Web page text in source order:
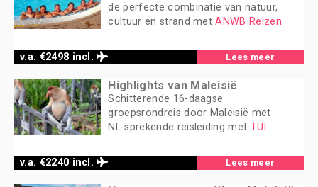
v.a. €2498 incl.
de perfecte combinatie van natuur,
cultuur en strand metANWB Reizen.
Lees meer
v.a. €2240 incl.
Highlights van Maleisië
Schitterende 16-daagse
groepsrondreis door Maleisië met
NL-sprekende reisleiding met TUI .
Lees meer